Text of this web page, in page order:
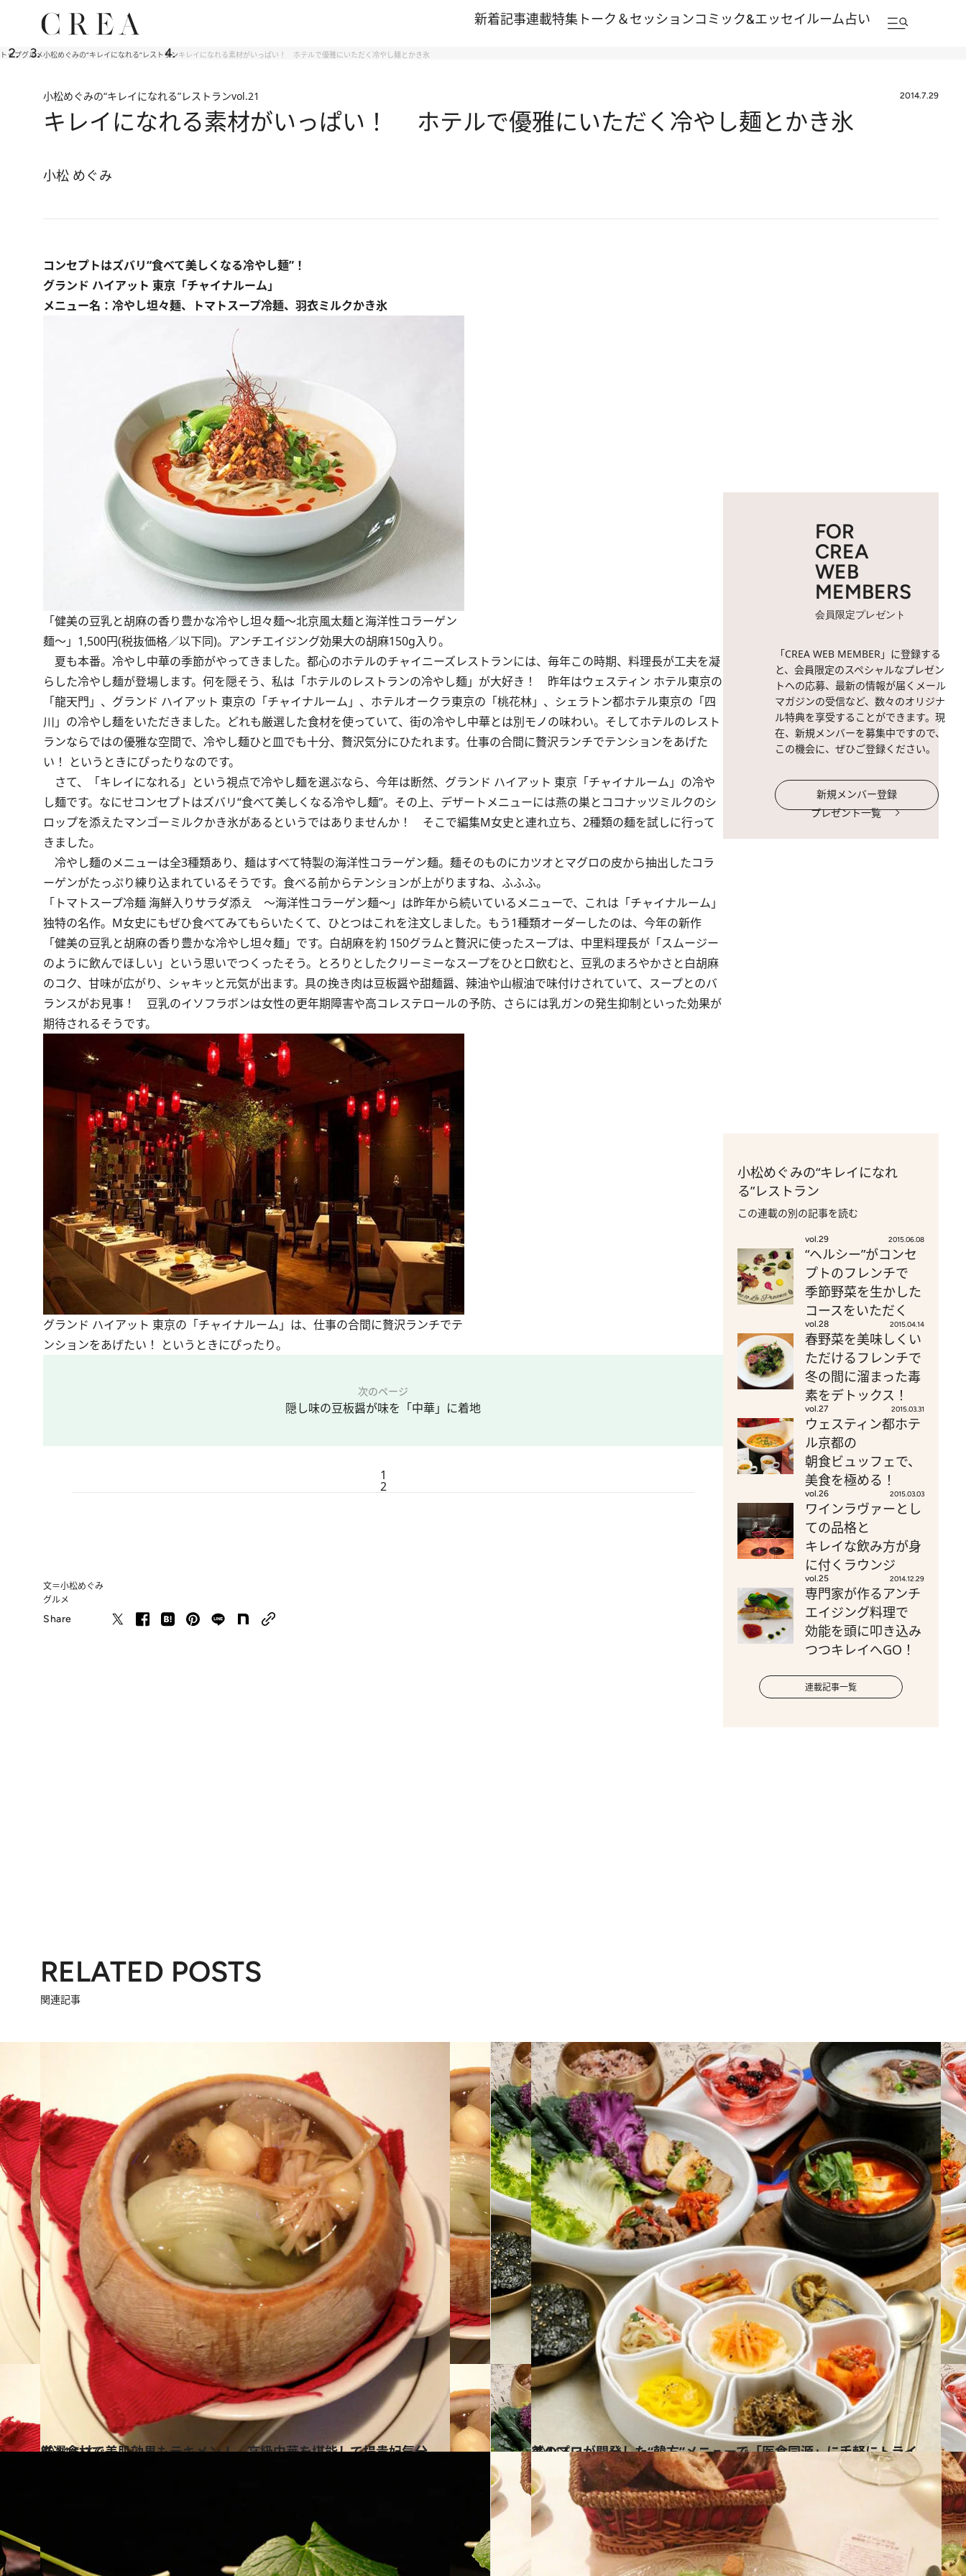
新着記事連載特集 トーク＆セッションコミック&エッセイルーム占い
トップグルメ小松めぐみの“キレイになれる”レストランキレイになれる素材がいっぱい！ ホテルで優雅にいただく冷やし麺とかき氷
小松めぐみの“キレイになれる”レストランvol.21 2014.7.29
キレイになれる素材がいっぱい！ ホテルで優雅にいただく冷やし麺とかき氷
小松 めぐみ
コンセプトはズバリ“食べて美しくなる冷やし麺”！
グランド ハイアット 東京「チャイナルーム」
メニュー名：冷やし坦々麺、トマトスープ冷麺、羽衣ミルクかき氷
「健美の豆乳と胡麻の香り豊かな冷やし坦々麺～北京風太麺と海洋性コラーゲン
麺～」1,500円(税抜価格／以下同)。アンチエイジング効果大の胡麻150g入り。
夏も本番。冷やし中華の季節がやってきました。都心のホテルのチャイニーズレストランには、毎年この時期、料理長が工夫を凝
らした冷やし麺が登場します。何を隠そう、私は「ホテルのレストランの冷やし麺」が大好き！ 昨年はウェスティン ホテル東京の
「龍天門」、グランド ハイアット 東京の「チャイナルーム」、ホテルオークラ東京の「桃花林」、シェラトン都ホテル東京の「四
川」の冷やし麺をいただきました。どれも厳選した食材を使っていて、街の冷やし中華とは別モノの味わい。そしてホテルのレスト
ランならではの優雅な空間で、冷やし麺ひと皿でも十分、贅沢気分にひたれます。仕事の合間に贅沢ランチでテンションをあげた
い！ というときにぴったりなのです。
さて、「キレイになれる」という視点で冷やし麺を選ぶなら、今年は断然、グランド ハイアット 東京「チャイナルーム」の冷や
し麺です。なにせコンセプトはズバリ“食べて美しくなる冷やし麺”。その上、デザートメニューには燕の巣とココナッツミルクのシ
ロップを添えたマンゴーミルクかき氷があるというではありませんか！ そこで編集M女史と連れ立ち、2種類の麺を試しに行って
きました。
冷やし麺のメニューは全3種類あり、麺はすべて特製の海洋性コラーゲン麺。麺そのものにカツオとマグロの皮から抽出したコラ
ーゲンがたっぷり練り込まれているそうです。食べる前からテンションが上がりますね、ふふふ。
「トマトスープ冷麺 海鮮入りサラダ添え ～海洋性コラーゲン麺～」は昨年から続いているメニューで、これは「チャイナルーム」
独特の名作。M女史にもぜひ食べてみてもらいたくて、ひとつはこれを注文しました。もう1種類オーダーしたのは、今年の新作
「健美の豆乳と胡麻の香り豊かな冷やし坦々麺」です。白胡麻を約 150グラムと贅沢に使ったスープは、中里料理長が「スムージー
のように飲んでほしい」という思いでつくったそう。とろりとしたクリーミーなスープをひと口飲むと、豆乳のまろやかさと白胡麻
のコク、甘味が広がり、シャキッと元気が出ます。具の挽き肉は豆板醤や甜麺醤、辣油や山椒油で味付けされていて、スープとのバ
ランスがお見事！ 豆乳のイソフラボンは女性の更年期障害や高コレステロールの予防、さらには乳ガンの発生抑制といった効果が
期待されるそうです。
グランド ハイアット 東京の「チャイナルーム」は、仕事の合間に贅沢ランチでテ
ンションをあげたい！ というときにぴったり。
次のページ
隠し味の豆板醤が味を「中華」に着地
1
2
文＝小松めぐみ
グルメ
Share
FOR
CREA
WEB
MEMBERS
会員限定プレゼント
「CREA WEB MEMBER」に登録する
と、会員限定のスペシャルなプレゼン
トへの応募、最新の情報が届くメール
マガジンの受信など、数々のオリジナ
ル特典を享受することができます。現
在、新規メンバーを募集中ですので、
この機会に、ぜひご登録ください。
新規メンバー登録
プレゼント一覧
小松めぐみの“キレイになれ
る”レストラン
この連載の別の記事を読む
vol.29 2015.06.08
“ヘルシー”がコンセ
プトのフレンチで
季節野菜を生かした
コースをいただく
vol.28 2015.04.14
春野菜を美味しくい
ただけるフレンチで
冬の間に溜まった毒
素をデトックス！
vol.27 2015.03.31
ウェスティン都ホテ
ル京都の
朝食ビュッフェで、
美食を極める！
vol.26 2015.03.03
ワインラヴァーとし
ての品格と
キレイな飲み方が身
に付くラウンジ
vol.25 2014.12.29
専門家が作るアンチ
エイジング料理で
効能を頭に叩き込み
つつキレイへGO！
連載記事一覧
RELATED POSTS
関連記事
2014.6.27
厳選食材で美肌効果もテキメン！ 高級中華を堪能して楊貴妃気分
グルメ 2014.6.3
美のプロが開発した“韓方”メニューで「医食同源」に手軽にトライ
グルメ